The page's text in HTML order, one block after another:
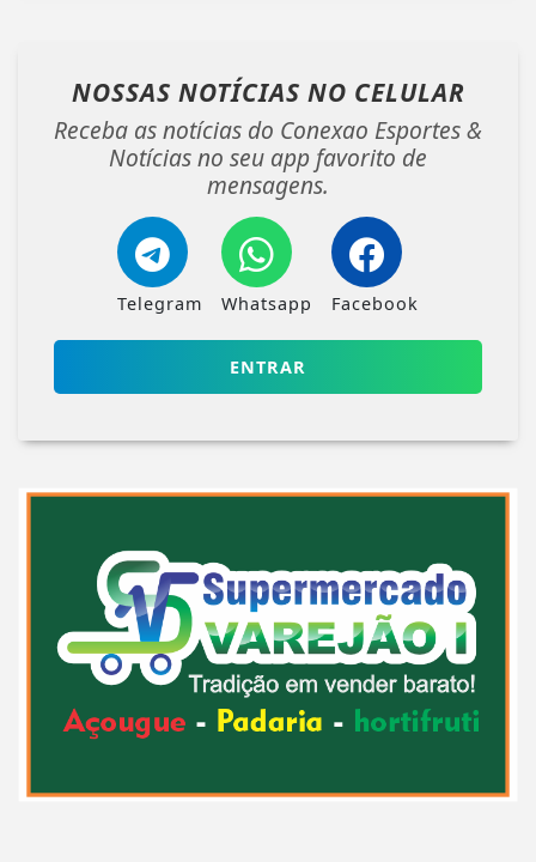
NOSSAS NOTÍCIAS NO CELULAR
Receba as notícias do Conexao Esportes &
Notícias no seu app favorito de
mensagens.
Telegram Whatsapp Facebook
ENTRAR